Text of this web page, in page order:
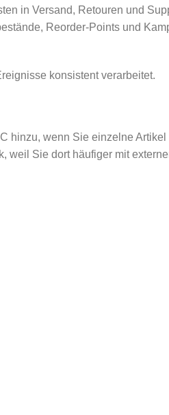
in Versand, Retouren und
Reorder-Points und
konsistent verarbeitet.
hinzu, wenn Sie einzelne
weil Sie dort häufiger mit